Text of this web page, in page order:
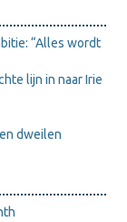
“Alles wordt
lijn in naar Irie
dweilen